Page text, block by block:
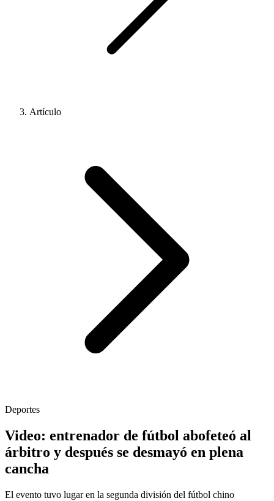
Artículo
Deportes
Video: entrenador de fútbol abofeteó al
árbitro y después se desmayó en plena
cancha
El evento tuvo lugar en la segunda división del fútbol chino